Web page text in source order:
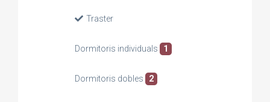
Traster
Dormitoris individuals 1
Dormitoris dobles 2